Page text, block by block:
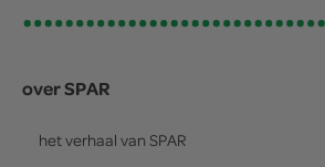
over SPAR
het verhaal van SPAR